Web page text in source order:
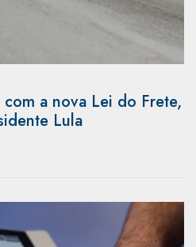
a nova Lei do Frete,
Lula